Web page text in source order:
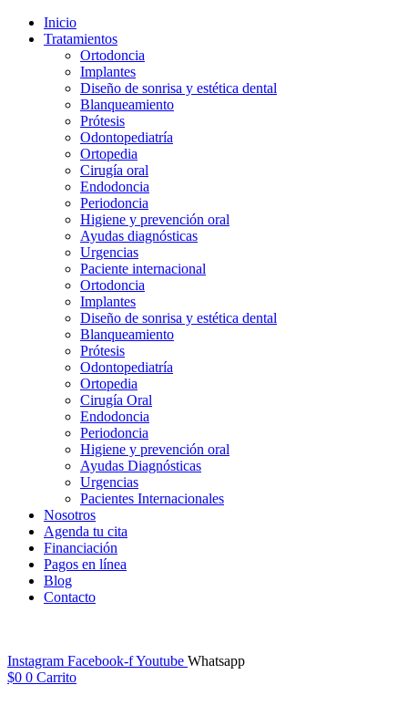
Inicio
Tratamientos
Ortodoncia
Implantes
Diseño de sonrisa y estética dental
Blanqueamiento
Prótesis
Odontopediatría
Ortopedia
Cirugía oral
Endodoncia
Periodoncia
Higiene y prevención oral
Ayudas diagnósticas
Urgencias
Paciente internacional
Ortodoncia
Implantes
Diseño de sonrisa y estética dental
Blanqueamiento
Prótesis
Odontopediatría
Ortopedia
Cirugía Oral
Endodoncia
Periodoncia
Higiene y prevención oral
Ayudas Diagnósticas
Urgencias
Pacientes Internacionales
Nosotros
Agenda tu cita
Financiación
Pagos en línea
Blog
Contacto
Instagram Facebook-fYoutube Whatsapp
$0 0 Carrito